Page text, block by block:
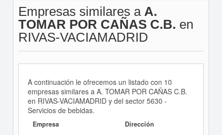
Empresas similares a A.
TOMAR POR CAÑAS C.B. en
RIVAS-VACIAMADRID
A continuación le ofrecemos un listado con 10
empresas similares a A. TOMAR POR CAÑAS C.B.
en RIVAS-VACIAMADRID y del sector 5630 -
Servicios de bebidas.
Empresa Dirección